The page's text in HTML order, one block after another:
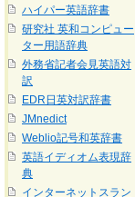
ハイパー英語辞書
研究社 英和コンピュー
ター用語辞典
外務省記者会見英語対
訳
EDR日英対訳辞書
JMnedict
Weblio記号和英辞書
英語イディオム表現辞
典
インターネットスラン